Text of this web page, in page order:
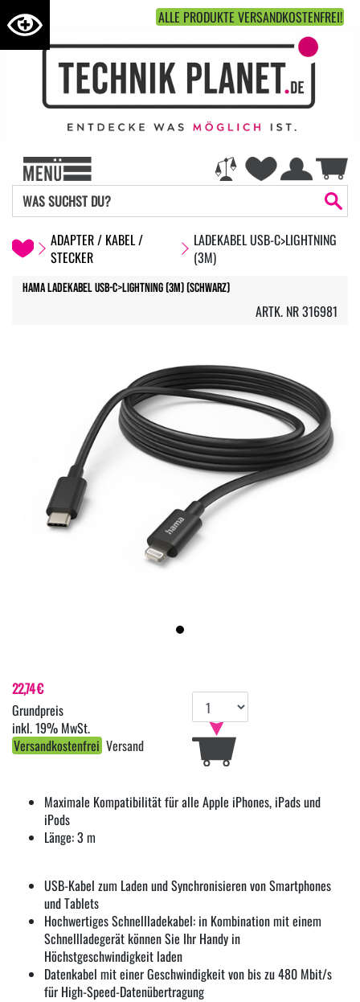
ALLE PRODUKTE VERSANDKOSTENFREI!
ADAPTER / KABEL /
STECKER
LADEKABEL USB-C>LIGHTNING
(3M)
Hama Ladekabel USB-C>Lightning (3m) (Schwarz)
ARTK. NR 316981
Maximale Kompatibilität für alle Apple iPhones, iPads und
iPods
Länge: 3 m
USB-Kabel zum Laden und Synchronisieren von Smartphones
und Tablets
Hochwertiges Schnellladekabel: in Kombination mit einem
Schnellladegerät können Sie Ihr Handy in
Höchstgeschwindigkeit laden
Datenkabel mit einer Geschwindigkeit von bis zu 480 Mbit/s
für High-Speed-Datenübertragung
22,74 €
inkl. 19% MwSt.
Versandkostenfrei Versand